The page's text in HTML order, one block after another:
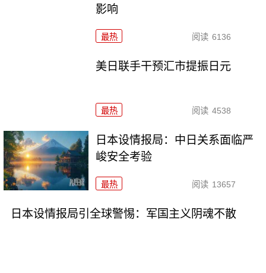
影响
最热 阅读 6136
美日联手干预汇市提振日元
最热 阅读 4538
日本设情报局：中日关系面临严
峻安全考验
最热 阅读 13657
日本设情报局引全球警惕：军国主义阴魂不散